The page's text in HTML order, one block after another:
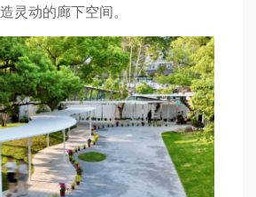
灵动的廊下空间。